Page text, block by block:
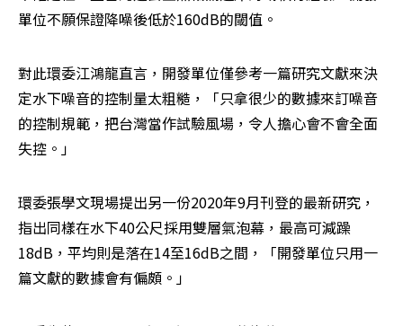
單位不願保證降噪後低於160dB的閾值。
對此環委江鴻龍直言，開發單位僅參考一篇研究文獻來決
定水下噪音的控制量太粗糙，「只拿很少的數據來訂噪音
的控制規範，把台灣當作試驗風場，令人擔心會不會全面
失控。」
環委張學文現場提出另一份2020年9月刊登的最新研究，
指出同樣在水下40公尺採用雙層氣泡幕，最高可減躁
18dB，平均則是落在14至16dB之間，「開發單位只用一
篇文獻的數據會有偏頗。」